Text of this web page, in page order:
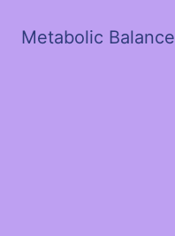
Metabolic Balance